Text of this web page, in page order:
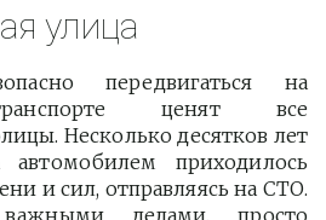
улица
передвигаться на
ценят все
Несколько десятков лет
приходилось
и сил, отправляясь на СТО.
делами, просто